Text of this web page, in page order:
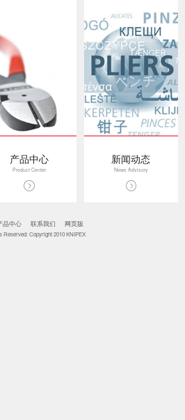
产品中心
Product Center
新闻动态
News Advisory
品中心 联系我们 网页版
Reserved: Copyright 2010 KNIPEX